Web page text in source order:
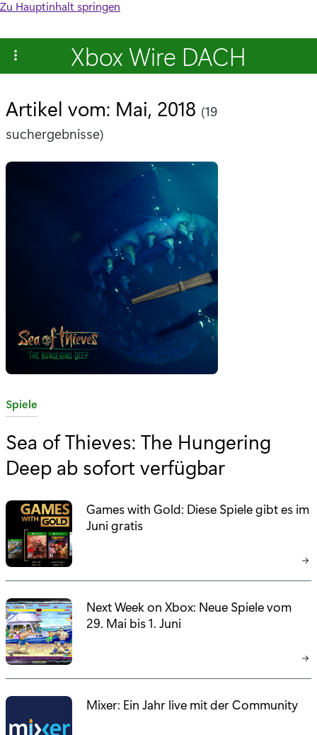
Zu Hauptinhalt springen
Xbox Wire DACH
Artikel vom: Mai, 2018 (19
suchergebnisse)
K
t
e
g
o
i
e
Spiele
Sea of Thieves: The Hungering
Deep ab sofort verfügbar
Games with Gold: Diese Spiele gibt es im
Juni gratis
Next Week on Xbox: Neue Spiele vom
29. Mai bis 1. Juni
Mixer: Ein Jahr live mit der Community